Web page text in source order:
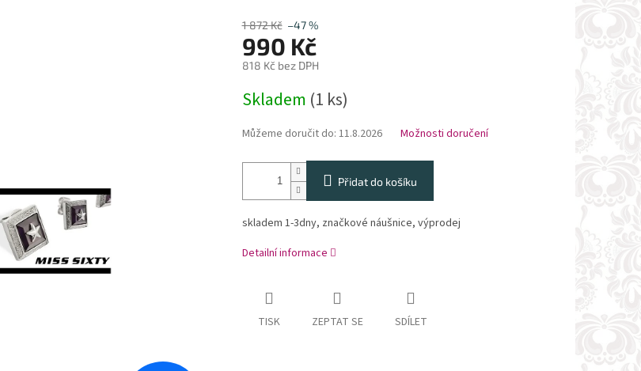
1 872 Kč –47 %
990 Kč
818 Kč bez DPH
cena:
Skladem (1 ks)
Můžeme doručit do: 11.8.2026 Možnosti doručení
Přidat do košíku
skladem 1-3dny, značkové náušnice, výprodej
Detailní informace
TISK ZEPTAT SE SDÍLET